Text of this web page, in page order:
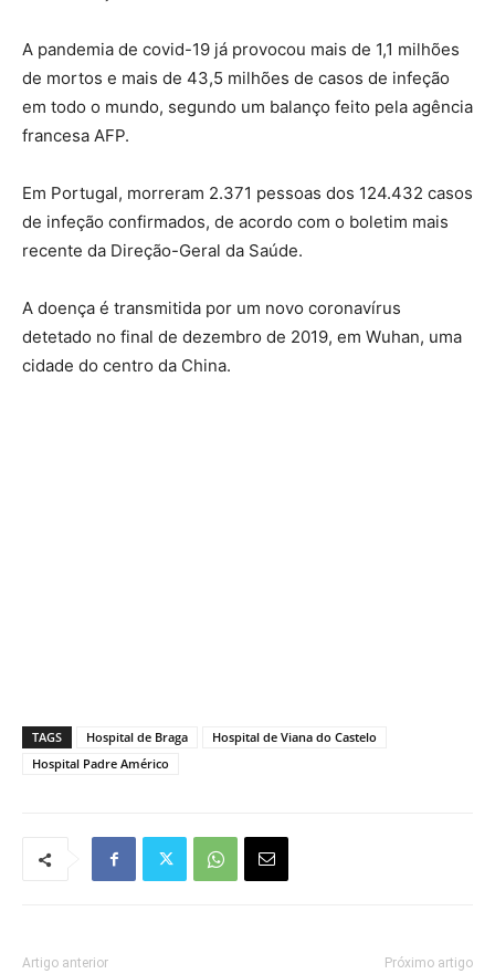
A pandemia de covid-19 já provocou mais de 1,1 milhões
de mortos e mais de 43,5 milhões de casos de infeção
em todo o mundo, segundo um balanço feito pela agência
francesa AFP.
Em Portugal, morreram 2.371 pessoas dos 124.432 casos
de infeção confirmados, de acordo com o boletim mais
recente da Direção-Geral da Saúde.
A doença é transmitida por um novo coronavírus
detetado no final de dezembro de 2019, em Wuhan, uma
cidade do centro da China.
TAGS Hospital de Braga
Hospital de Viana do Castelo
Hospital Padre Américo
Artigo anterior Próximo artigo